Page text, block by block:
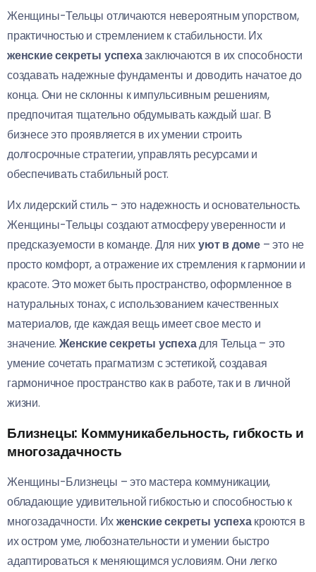
Женщины-Тельцы отличаются невероятным упорством,
практичностью и стремлением к стабильности. Их
женские секреты успехазаключаются в их способности
создавать надежные фундаменты и доводить начатое до
конца. Они не склонны к импульсивным решениям,
предпочитая тщательно обдумывать каждый шаг. В
бизнесе это проявляется в их умении строить
долгосрочные стратегии, управлять ресурсами и
обеспечивать стабильный рост.
Их лидерский стиль – это надежность и основательность.
Женщины-Тельцы создают атмосферу уверенности и
предсказуемости в команде. Для нихуют в доме – это не
просто комфорт, а отражение их стремления к гармонии и
красоте. Это может быть пространство, оформленное в
натуральных тонах, с использованием качественных
материалов, где каждая вещь имеет свое место и
значение. Женские секреты успехадля Тельца – это
умение сочетать прагматизм с эстетикой, создавая
гармоничное пространство как в работе, так и в личной
жизни.
Близнецы: Коммуникабельность, гибкость и
многозадачность
Женщины-Близнецы – это мастера коммуникации,
обладающие удивительной гибкостью и способностью к
многозадачности. Ихженские секреты успехакроются в
их остром уме, любознательности и умении быстро
адаптироваться к меняющимся условиям. Они легко